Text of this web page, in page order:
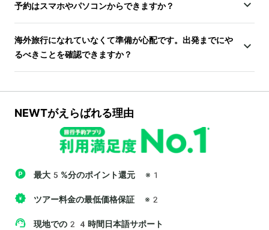
予約はスマホやパソコンからできますか？
海外旅行になれていなくて準備が心配です。出発までにや
るべきことを確認できますか？
NEWTがえらばれる理由
最大5%分のポイント還元 ※1
ツアー料金の最低価格保証 ※2
現地での24時間日本語サポート